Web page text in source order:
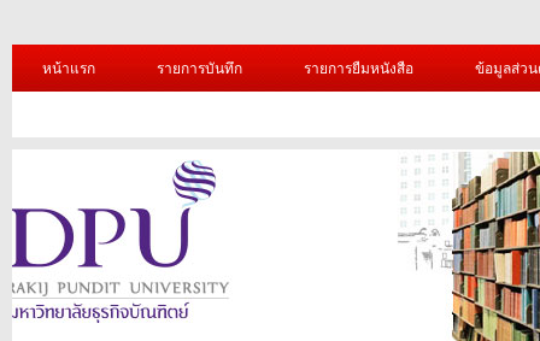
หน้าแรก รายการบันทึก รายการยืมหนังสือ ข้อมูลส่ว